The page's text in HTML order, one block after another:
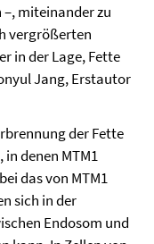
miteinander zu
vergrößerten
in der Lage, Fette
Jang, Erstautor
der Fette
denen MTM1
das von MTM1
sich in der
Endosom und